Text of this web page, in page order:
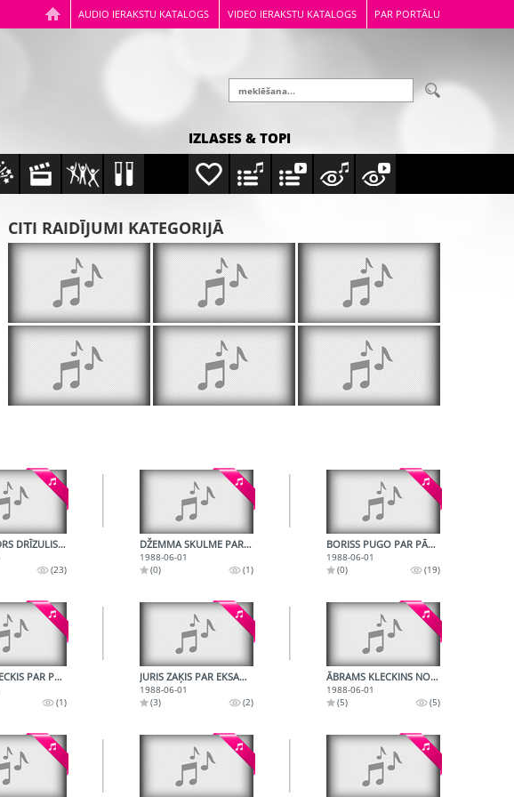
AUDIO IERAKSTU KATALOGS VIDEO IERAKSTU KATALOGS PAR PORTĀLU
IZLASES & TOPI
CITI RAIDĪJUMI KATEGORIJĀ
ALEKSANDRS DRĪZULIS PAR PARTIJAS VETERĀNIEM, KAS CĪNĪJĀS PRET STAĻINU
(23)
DŽEMMA SKULME PAR LATVIJAS AINAVU AIZSARDZĪBU
1988-06-01
(0)
(1)
BORISS PUGO PAR PĀRBŪVES PROBLĒMĀM
1988-06-01
(0)
(19)
IVARS SELECKIS PAR PADOMJU IZGLĪTĪBAS SISTĒMU
(1)
JURIS ZAĶIS PAR EKSAKTO ZINĀTŅU ATTĪSTĪBU
1988-06-01
(3)
(2)
ĀBRAMS KLECKINS NOSODA STAĻINA UN BREŽNEVA LAIKUS
1988-06-01
(5)
(5)